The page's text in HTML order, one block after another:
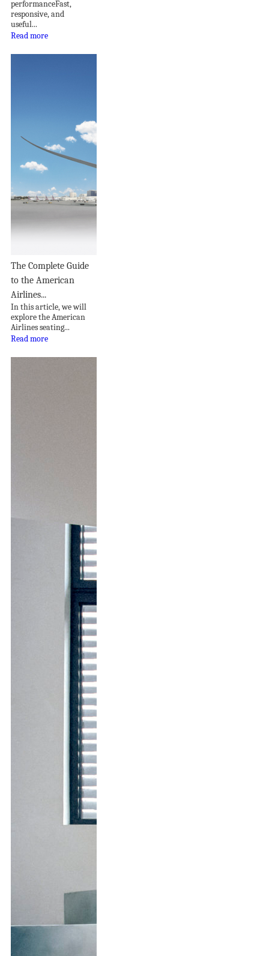
performanceFast,
responsive, and
useful...
Read more
The Complete Guide
to the American
Airlines...
In this article, we will
explore the American
Airlines seating...
Read more